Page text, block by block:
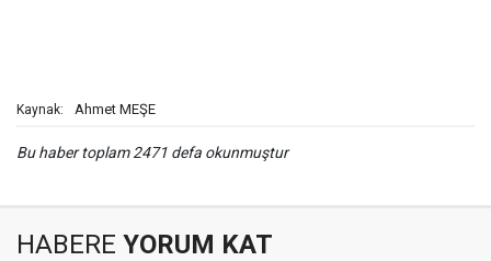
Kaynak: Ahmet MEŞE
Bu haber toplam 2471 defa okunmuştur
HABERE YORUM KAT